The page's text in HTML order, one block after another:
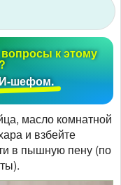
вопросы к этому
шефом.
масло комнатной
и взбейте
в пышную пену (по